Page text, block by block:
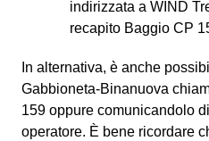
indirizzata a WIND
recapito Baggio CP
In alternativa, è anche
Gabbioneta-Binanuova
159 oppure comunicandolo
operatore. È bene ricordare